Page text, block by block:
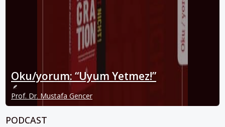
Oku/yorum: “Uyum Yetmez!”
Prof. Dr. Mustafa Gencer
PODCAST